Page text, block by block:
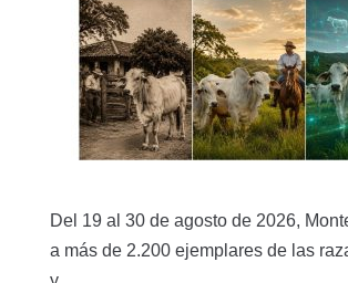
Del 19 al 30 de agosto de 2026,
a más de 2.200 ejemplares de las